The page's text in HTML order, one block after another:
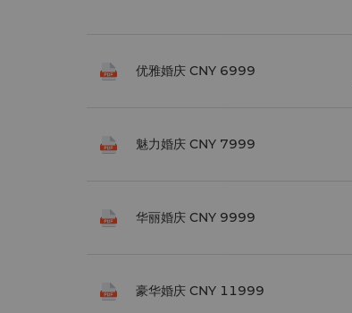
优雅婚庆 CNY 6999
魅力婚庆 CNY 7999
华丽婚庆 CNY 9999
豪华婚庆 CNY 11999